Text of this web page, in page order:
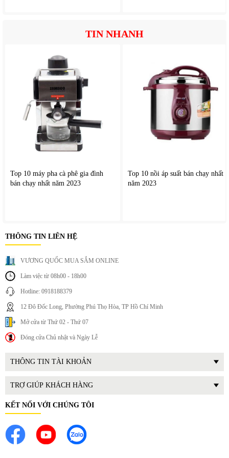
TIN NHANH
Top 10 máy pha cà phê gia đình
bán chạy nhất năm 2023
Top 10 nồi áp suất bán chạy nhất
năm 2023
THÔNG TIN LIÊN HỆ
VƯƠNG QUỐC MUA SẮM ONLINE
Làm việc từ 08h00 - 18h00
Hotline: 0918188379
12 Đô Đốc Long, Phường Phú Thọ Hòa, TP Hồ Chí Minh
Mở cửa từ Thứ 02 - Thứ 07
Đóng cửa Chủ nhật và Ngày Lễ
THÔNG TIN TÀI KHOẢN
TRỢ GIÚP KHÁCH HÀNG
KẾT NỐI VỚI CHÚNG TÔI